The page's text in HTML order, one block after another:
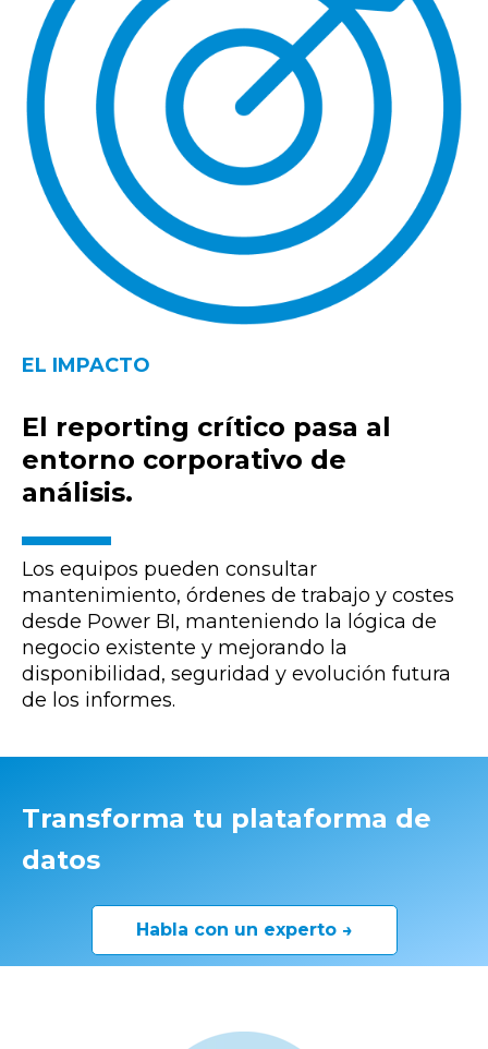
EL IMPACTO
El reporting crítico pasa al
entorno corporativo de
análisis.
Los equipos pueden consultar
mantenimiento, órdenes de trabajo y costes
desde Power BI, manteniendo la lógica de
negocio existente y mejorando la
disponibilidad, seguridad y evolución futura
de los informes.
Transforma tu plataforma de
datos
Habla con un experto →